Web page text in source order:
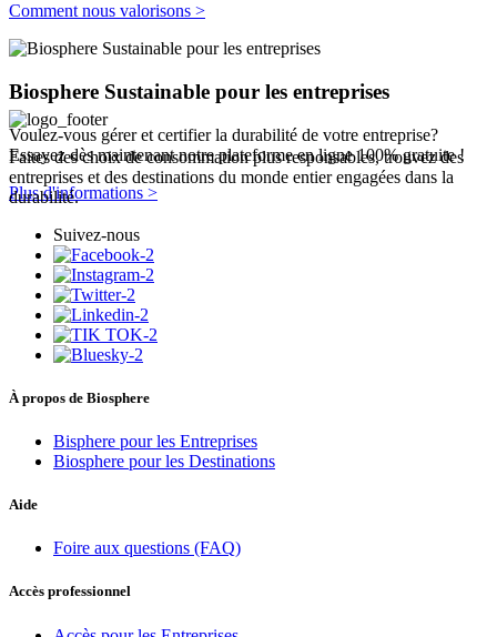
Comment nous valorisons >
Biosphere Sustainable pour les entreprises
Voulez-vous gérer et certifier la durabilité de votre entreprise?
Essayez dès maintenant notre plateforme en ligne 100% gratuite !
Plus d'informations >
Faites des choix de consommation plus responsables, trouvez des
entreprises et des destinations du monde entier engagées dans la
durabilité.
Suivez-nous
À propos de Biosphere
Bisphere pour les Entreprises
Biosphere pour les Destinations
Aide
Foire aux questions (FAQ)
Accès professionnel